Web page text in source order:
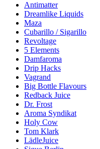
Antimatter
Dreamlike Liquids
Maza
Cubarillo / Sigarillo
Revoltage
5 Elements
Damfaroma
Drip Hacks
Vagrand
Big Bottle Flavours
Redback Juice
Dr. Frost
Aroma Syndikat
Holy Cow
Tom Klark
LädleJuice